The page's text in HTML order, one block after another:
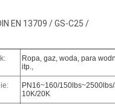
EN 13709 / GS-C25 /
Ropa, gaz, woda, para
itp.,
PN16~160/
10K/20K